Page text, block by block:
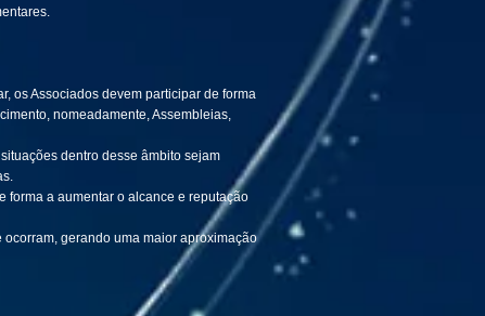
os Associados devem participar de forma
nomeadamente, Assembleias,
dentro desse âmbito sejam
forma a aumentar o alcance e reputação
gerando uma maior aproximação